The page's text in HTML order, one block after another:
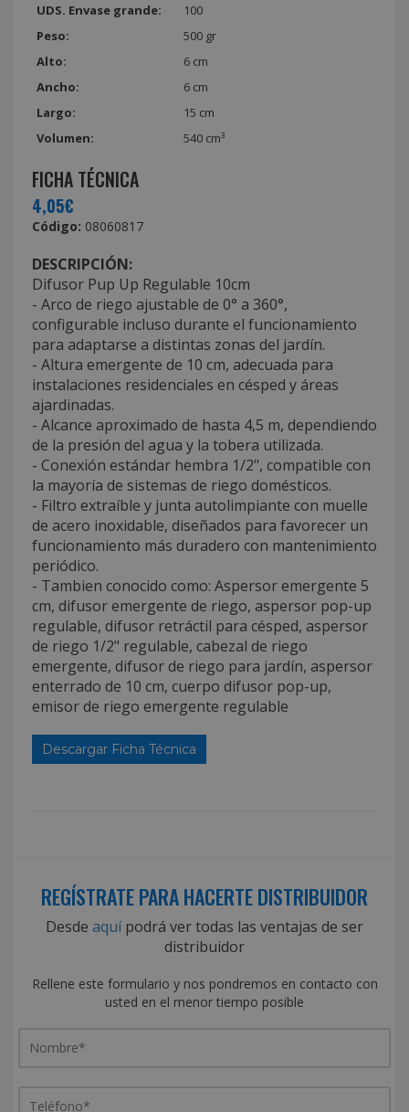
UDS. Envase grande:
100
Peso:
500 gr
Alto:
6 cm
Ancho:
6 cm
Largo:
15 cm
Volumen:
540 cm³
FICHA TÉCNICA
4,05€
Código: 08060817
DESCRIPCIÓN:
Difusor Pup Up Regulable 10cm
- Arco de riego ajustable de 0° a 360°,
configurable incluso durante el funcionamiento
para adaptarse a distintas zonas del jardín.
- Altura emergente de 10 cm, adecuada para
instalaciones residenciales en césped y áreas
ajardinadas.
- Alcance aproximado de hasta 4,5 m, dependiendo
de la presión del agua y la tobera utilizada.
- Conexión estándar hembra 1/2", compatible con
la mayoría de sistemas de riego domésticos.
- Filtro extraíble y junta autolimpiante con muelle
de acero inoxidable, diseñados para favorecer un
funcionamiento más duradero con mantenimiento
periódico.
- Tambien conocido como: Aspersor emergente 5
cm, difusor emergente de riego, aspersor pop-up
regulable, difusor retráctil para césped, aspersor
de riego 1/2" regulable, cabezal de riego
emergente, difusor de riego para jardín, aspersor
enterrado de 10 cm, cuerpo difusor pop-up,
emisor de riego emergente regulable
Descargar Ficha Técnica
REGÍSTRATE PARA HACERTE DISTRIBUIDOR
Desde aquípodrá ver todas las ventajas de ser
distribuidor
Rellene este formulario y nos pondremos en contacto con
usted en el menor tiempo posible